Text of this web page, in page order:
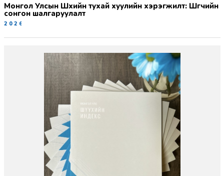
Монгол Улсын Шүүхийн тухай хуулийн хэрэгжилт: Шүүгчийн
сонгон шалгаруулалт
2026-06-19